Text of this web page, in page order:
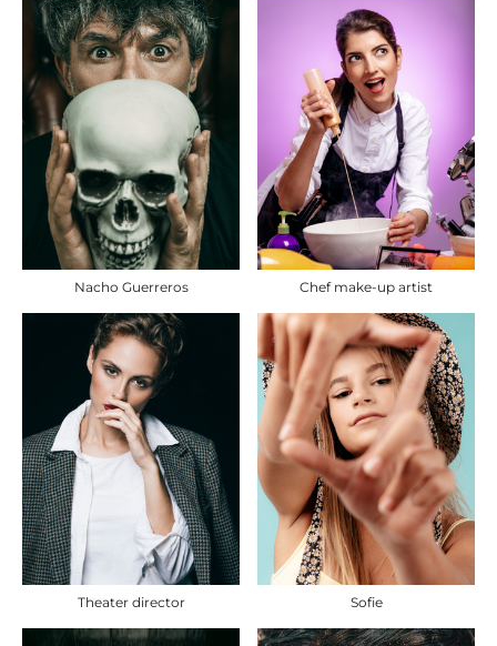
Nacho Guerreros Chef make-up artist
Theater director Sofie